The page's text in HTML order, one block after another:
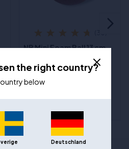
NB Mini Foam Ball 13 cm
the right country?
below
Deutschland